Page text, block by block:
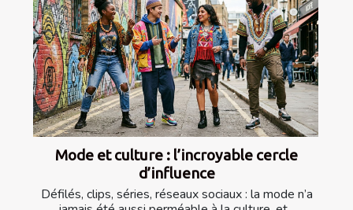
Mode et culture : l’incroyable cercle
d’influence
Défilés, clips, séries, réseaux sociaux : la mode n’a